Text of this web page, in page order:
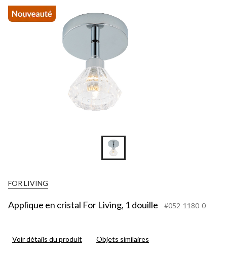
FOR LIVING
Applique en cristal For Living, 1 douille #052-1180-0
Voir détails du produit Objets similaires